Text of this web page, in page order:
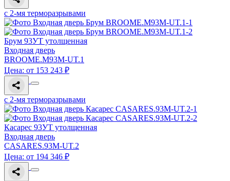
с 2-мя терморазрывами
Брум 93УТ утолщенная
Входная дверь
BROOME.M93M-UT.1
Цена: от 153 243 ₽
с 2-мя терморазрывами
Касарес 93УТ утолщенная
Входная дверь
CASARES.93M-UT.2
Цена: от 194 346 ₽